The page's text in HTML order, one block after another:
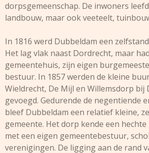
dorpsgemeenschap. De inwoners
landbouw, maar ook veeteelt,
In 1816 werd Dubbeldam een
Het lag vlak naast Dordrecht, maar
gemeentehuis, zijn eigen
bestuur. In 1857 werden de kleine
Wieldrecht, De Mijl en Willemsdorp bij
gevoegd. Gedurende de negentiende
bleef Dubbeldam een relatief kleine,
gemeente. Het dorp kende een hechte
met een eigen gemeentebestuur,
verenigingen. De ligging aan de rand